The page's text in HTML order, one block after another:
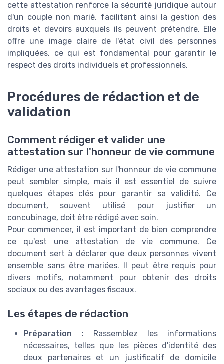
cette attestation renforce la sécurité juridique autour
d'un couple non marié, facilitant ainsi la gestion des
droits et devoirs auxquels ils peuvent prétendre. Elle
offre une image claire de l'état civil des personnes
impliquées, ce qui est fondamental pour garantir le
respect des droits individuels et professionnels.
Procédures de rédaction et de
validation
Comment rédiger et valider une
attestation sur l'honneur de vie commune
Rédiger une attestation sur l'honneur de vie commune
peut sembler simple, mais il est essentiel de suivre
quelques étapes clés pour garantir sa validité. Ce
document, souvent utilisé pour justifier un
concubinage, doit être rédigé avec soin.
Pour commencer, il est important de bien comprendre
ce qu'est une attestation de vie commune. Ce
document sert à déclarer que deux personnes vivent
ensemble sans être mariées. Il peut être requis pour
divers motifs, notamment pour obtenir des droits
sociaux ou des avantages fiscaux.
Les étapes de rédaction
Préparation : Rassemblez les informations
nécessaires, telles que les pièces d'identité des
deux partenaires et un justificatif de domicile